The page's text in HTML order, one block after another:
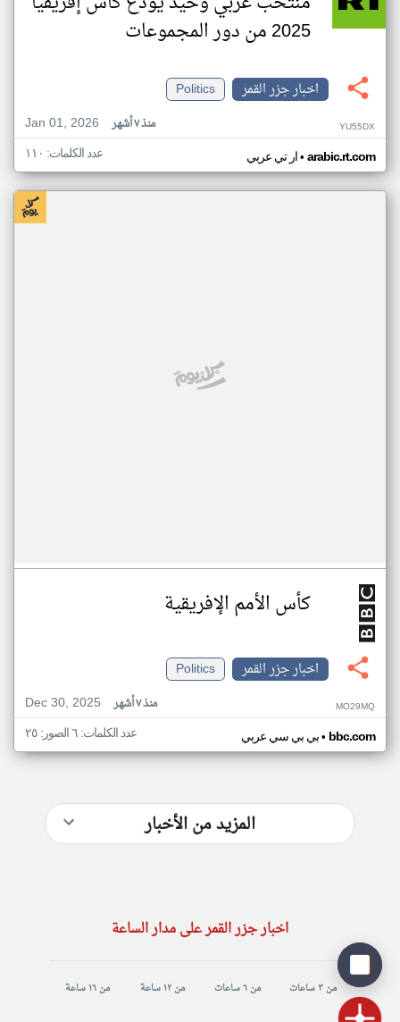
2025 من دور المجموعات
اخبار جزر القمر
Politics
Jan 01, 2026
منذ ٧ أشهر YU55DX
ار تي عربي• arabic.rt.com عدد الكلمات: ١١٠
كأس الأمم الإفريقية
اخبار جزر القمر
Politics
Dec 30, 2025
منذ ٧ أشهر MO29MQ
بي بي سي عربي• bbc.com عدد الكلمات: ٦ الصور: ٢٥
المزيد من الأخبار
اخبار جزر القمر على مدار الساعة
من ٣ ساعات من ٦ ساعات من ١٢ ساعة من ١٦ ساعة